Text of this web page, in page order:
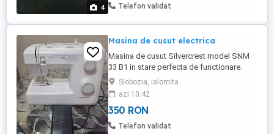
4 Telefon validat
Masina de cusut electrica
Masina de cusut Silvercrest model SNM
33 B1 in stare perfecta de functionare.
Slobozia, Ialomita
azi 10:42
350 RON
Telefon validat